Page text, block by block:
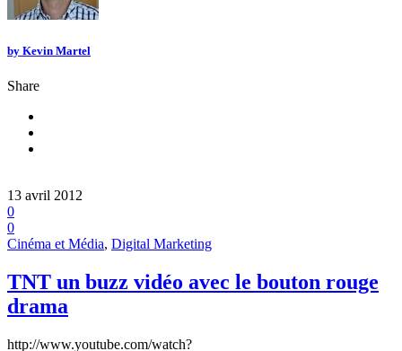
by Kevin Martel
Share
13 avril 2012
0
0
Cinéma et Média, Digital Marketing
TNT un buzz vidéo avec le bouton rouge
drama
http://www.youtube.com/watch?